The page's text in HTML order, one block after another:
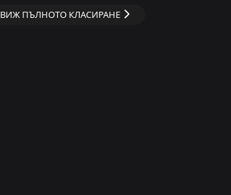
ВИЖ ПЪЛНОТО КЛАСИРАНЕ